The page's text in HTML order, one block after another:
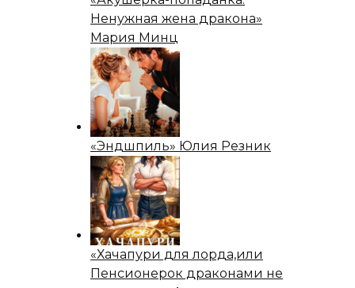
Ненужная жена дракона»
Мария Минц
«Эндшпиль» Юлия Резник
«Хачапури для лорда,или
Пенсионерок драконами не